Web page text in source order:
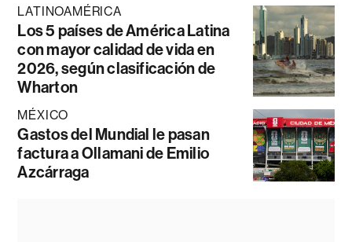
LATINOAMÉRICA
Los 5 países de América Latina
con mayor calidad de vida en
2026, según clasificación de
Wharton
MÉXICO
Gastos del Mundial le pasan
factura a Ollamani de Emilio
Azcárraga